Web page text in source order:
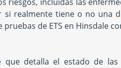
AM -
- 4:00
Suite 218
Park Ridge, IL 60068
Hours: M - F 8:00 AM - 4:00
PM | SAT 8:00 AM - 1:00 PM
realmente tiene o no una
de ETS en Hinsdale
que detalla el estado de